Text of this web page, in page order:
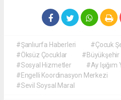
#Şanlıurfa Haberleri #Çocuk
#Öksüz Çocuklar
#Büyükşehir
#Sosyal Hizmetler
#Ay
#Engelli Koordinasyon Merkezi
#Sevil Soysal Maral